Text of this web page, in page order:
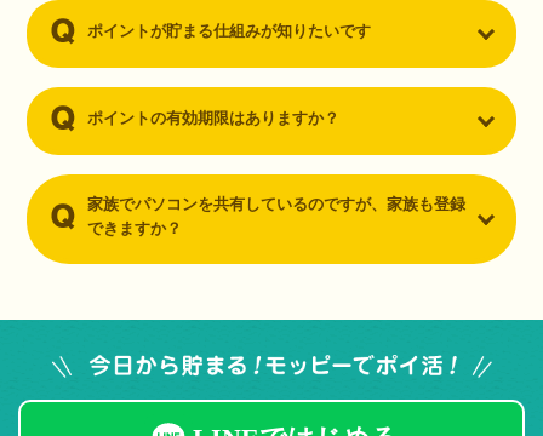
ポイントが貯まる仕組みが知りたいです
ポイントの有効期限はありますか？
家族でパソコンを共有しているのですが、家族も登録
できますか？